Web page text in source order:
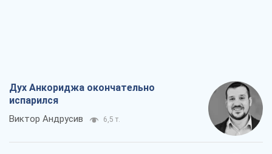
Дух Анкориджа окончательно
испарился
Виктор Андрусив 6,5 т.